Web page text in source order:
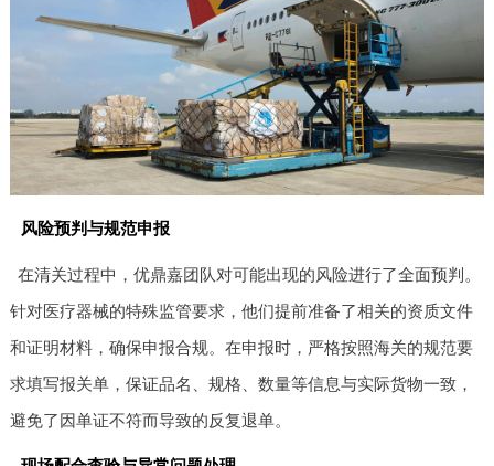
风险预判与规范申报
在清关过程中，优鼎嘉团队对可能出现的风险进行了全面预判。
针对医疗器械的特殊监管要求，他们提前准备了相关的资质文件
和证明材料，确保申报合规。在申报时，严格按照海关的规范要
求填写报关单，保证品名、规格、数量等信息与实际货物一致，
避免了因单证不符而导致的反复退单。